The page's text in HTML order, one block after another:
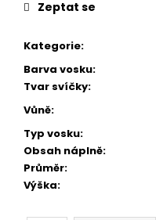
Kategorie:
Barva vosku:
Tvar svíčky:
Vůně:
Typ vosku:
Obsah náplně:
Průměr:
Výška:
Zeptat se
e
PŘÍRODNÍ
VONNÁ
SVÍČKA
SÓJOVÁ
AROMKA
RECYKLOVANÉ
SKLO,
250
ML